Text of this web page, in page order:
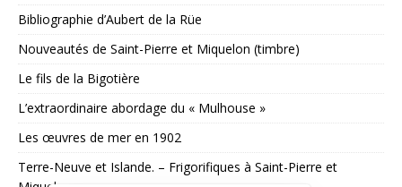
Bibliographie d’Aubert de la Rüe
Nouveautés de Saint-Pierre et Miquelon (timbre)
Le fils de la Bigotière
L’extraordinaire abordage du « Mulhouse »
Les œuvres de mer en 1902
Terre-Neuve et Islande. – Frigorifiques à Saint-Pierre et